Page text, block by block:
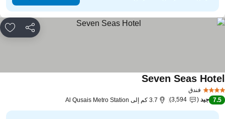
مشاركة
فندق
Seven Seas
7.5 جيد 3,594 3.7 كم إلى Al Qusais Metro Station